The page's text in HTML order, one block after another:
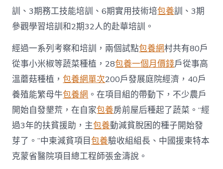
訓、3期務工技能培訓、6期實用技術培包養訓、3期
參觀學習培訓和2期32人的赴華培訓。
經過一系列考察和培訓，兩個試點包養網村共有80戶
從事小米椒等蔬菜種植，28包養一個月價錢戶從事高
溫蘑菇種植，包養網單次200戶發展庭院經濟，40戶
養殖能繁母牛包養網 。在項目組的帶動下，不少農戶
開始自發墾荒，在自家包養房前屋后種起了蔬菜。“經
過3年的扶貧援助，主包養動減貧脫困的種子開始發
芽了。”中柬減貧項目包養驗收組組長、中國援柬特本
克蒙省醫院項目總工程師張金濤說。